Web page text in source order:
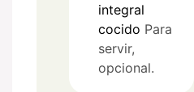
integral
cocido Para
servir,
opcional.